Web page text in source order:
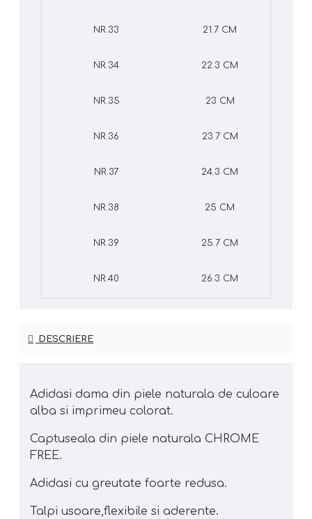
NR.33 21.7 CM
NR.34 22.3 CM
NR.35 23 CM
NR.36 23.7 CM
NR.37 24.3 CM
NR.38 25 CM
NR.39 25.7 CM
NR.40 26.3 CM
DESCRIERE
Adidasi dama din piele naturala de culoare
alba si imprimeu colorat.
Captuseala din piele naturala CHROME
FREE.
Adidasi cu greutate foarte redusa.
Talpi usoare,flexibile si aderente.